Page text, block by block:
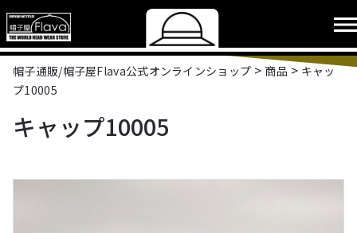
帽子通販/帽子屋Flava公式オンラインショップ > 商品 > キャッ
プ10005
キャップ10005